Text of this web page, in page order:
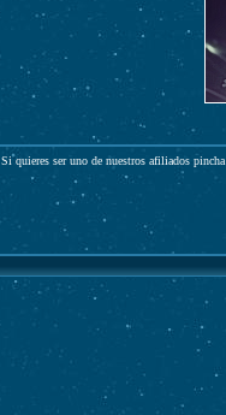
Si quieres ser uno de nuestros afiliados pincha